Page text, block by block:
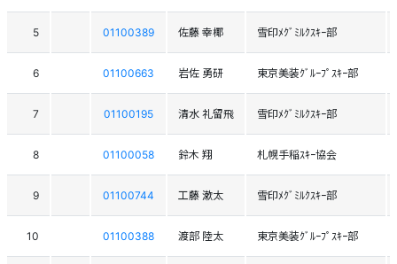
5 01100389 佐藤 幸椰 雪印ﾒｸﾞﾐﾙｸｽｷｰ部
6 01100663 岩佐 勇研 東京美装ｸﾞﾙｰﾌﾟｽｷｰ部
7 01100195 清水 礼留飛 雪印ﾒｸﾞﾐﾙｸｽｷｰ部
8 01100058 鈴木 翔 札幌手稲ｽｷｰ協会
9 01100744 工藤 漱太 雪印ﾒｸﾞﾐﾙｸｽｷｰ部
10 01100388 渡部 陸太 東京美装ｸﾞﾙｰﾌﾟｽｷｰ部